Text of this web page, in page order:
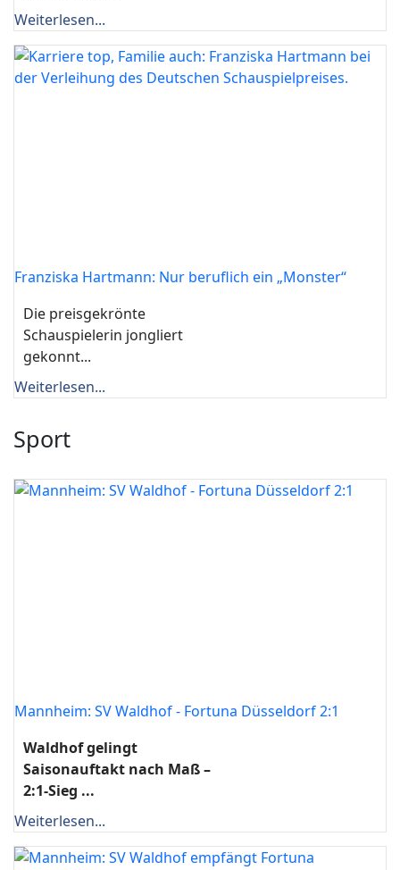
Weiterlesen...
Franziska Hartmann: Nur beruflich ein „Monster“
Die preisgekrönte
Schauspielerin jongliert
gekonnt...
Weiterlesen...
Sport
Mannheim: SV Waldhof - Fortuna Düsseldorf 2:1
Waldhof gelingt
Saisonauftakt nach Maß –
2:1-Sieg ...
Weiterlesen...